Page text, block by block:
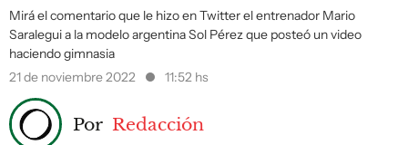
Mirá el comentario que le hizo en Twitter el entrenador Mario
Saralegui a la modelo argentina Sol Pérez que posteó un video
haciendo gimnasia
21 de noviembre 2022
11:52 hs
Por Redacción